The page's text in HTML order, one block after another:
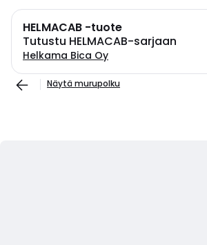
HELMACAB -tuote
Tutustu HELMACAB-sarjaan
Helkama Bica Oy
Näytä murupolku